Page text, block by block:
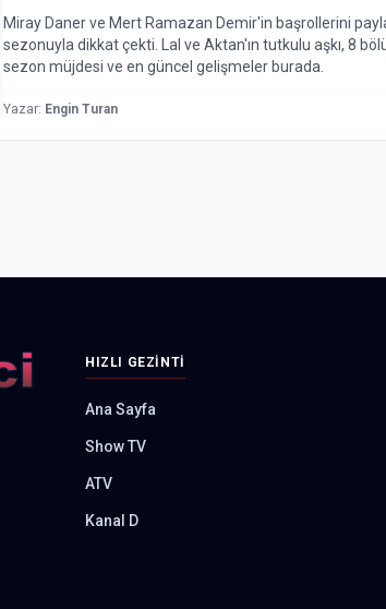
Miray Daner ve Mert Ramazan Demir'in başrollerini
sezonuyla dikkat çekti. Lal ve Aktan'ın tutkulu aşkı, 8
sezon müjdesi ve en güncel gelişmeler burada.
Yazar: Engin Turan
HIZLI GEZINTI
Ana Sayfa
Show TV
ATV
Kanal D